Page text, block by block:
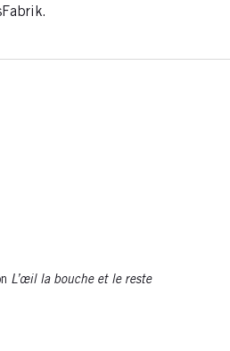
L’œil la bouche et le reste